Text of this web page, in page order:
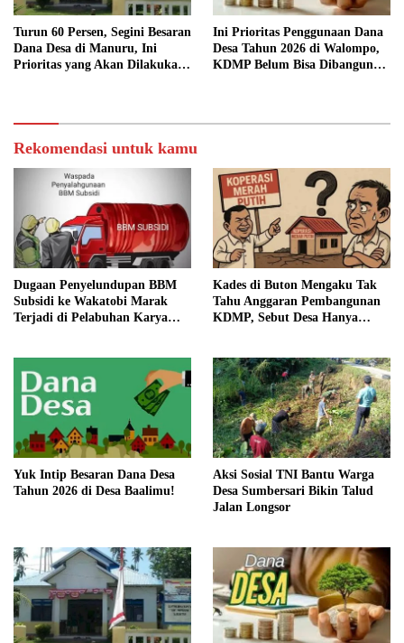
Turun 60 Persen, Segini Besaran
Dana Desa di Manuru, Ini
Prioritas yang Akan Dilakukan:
Ini Prioritas Penggunaan Dana
Desa Tahun 2026 di Walompo,
KDMP Belum Bisa Dibangun
Rekomendasi untuk kamu
Dugaan Penyelundupan BBM
Subsidi ke Wakatobi Marak
Terjadi di Pelabuhan Karya
Kades di Buton Mengaku Tak
Tahu Anggaran Pembangunan
KDMP, Sebut Desa Hanya
Yuk Intip Besaran Dana Desa
Tahun 2026 di Desa Baalimu!
Aksi Sosial TNI Bantu Warga
Desa Sumbersari Bikin Talud
Jalan Longsor